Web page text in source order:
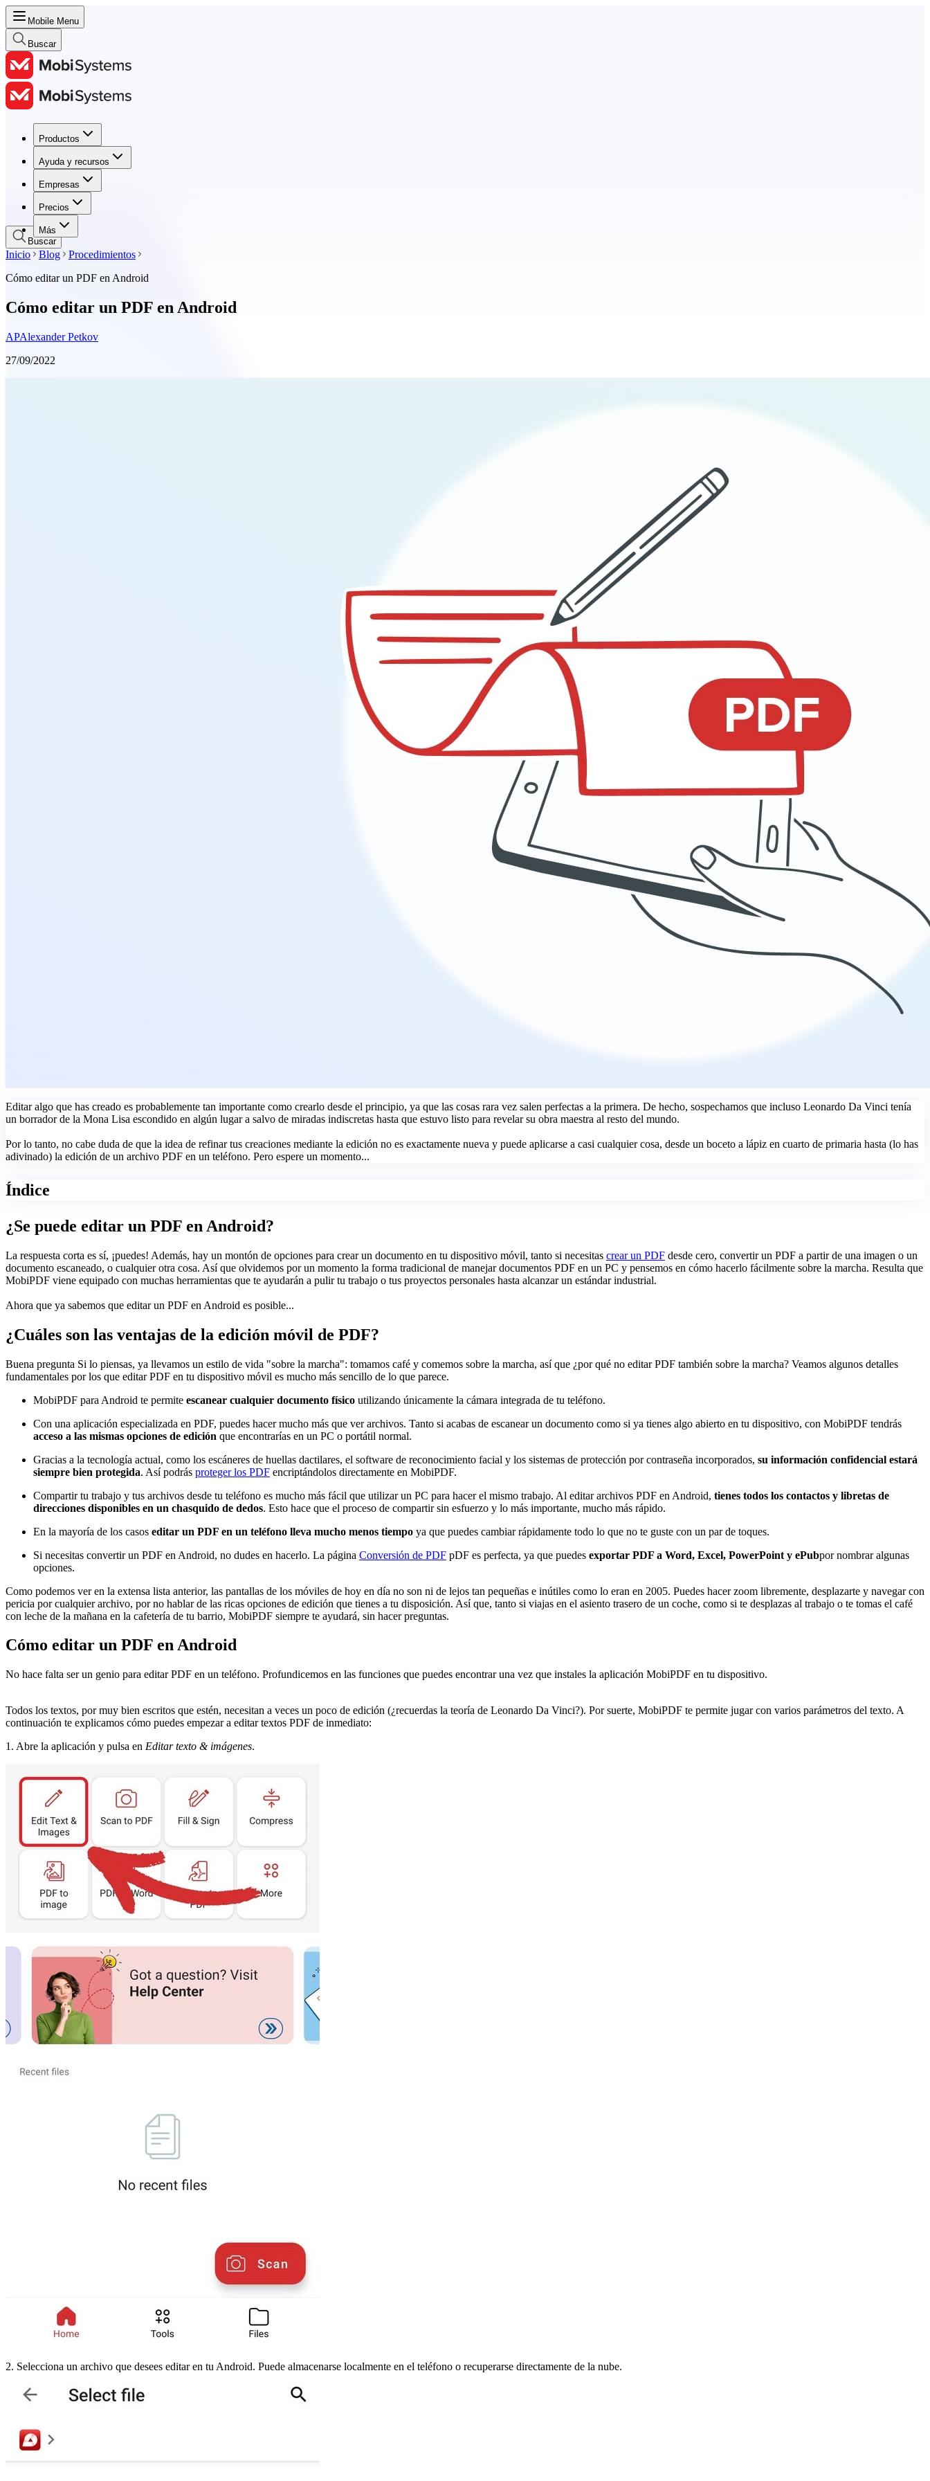
Mobile Menu
Buscar
Productos
Ayuda y recursos
Empresas
Precios
Más
Productos
Ayuda y recursos
Empresas
Precios
Buscar
Inicio Blog
Procedimientos
Cómo editar un PDF en Android
Cómo editar un PDF en Android
APAlexander Petkov
27/09/2022
Editar algo que has creado es probablemente tan importante como crearlo desde el principio, ya que las cosas rara vez salen perfectas a la primera. De hecho, sospechamos que incluso Leonardo Da Vinci tenía
un borrador de la Mona Lisa escondido en algún lugar a salvo de miradas indiscretas hasta que estuvo listo para revelar su obra maestra al resto del mundo.
Por lo tanto, no cabe duda de que la idea de refinar tus creaciones mediante la edición no es exactamente nueva y puede aplicarse a casi cualquier cosa, desde un boceto a lápiz en cuarto de primaria hasta (lo has
adivinado) la edición de un archivo PDF en un teléfono. Pero espere un momento...
Índice
¿Se puede editar un PDF en Android?
La respuesta corta es sí, ¡puedes! Además, hay un montón de opciones para crear un documento en tu dispositivo móvil, tanto si necesitas crear un PDF desde cero, convertir un PDF a partir de una imagen o un
documento escaneado, o cualquier otra cosa. Así que olvidemos por un momento la forma tradicional de manejar documentos PDF en un PC y pensemos en cómo hacerlo fácilmente sobre la marcha. Resulta que
MobiPDF viene equipado con muchas herramientas que te ayudarán a pulir tu trabajo o tus proyectos personales hasta alcanzar un estándar industrial.
Ahora que ya sabemos que editar un PDF en Android es posible...
¿Cuáles son las ventajas de la edición móvil de PDF?
Buena pregunta Si lo piensas, ya llevamos un estilo de vida "sobre la marcha": tomamos café y comemos sobre la marcha, así que ¿por qué no editar PDF también sobre la marcha? Veamos algunos detalles
fundamentales por los que editar PDF en tu dispositivo móvil es mucho más sencillo de lo que parece.
MobiPDF para Android te permite escanear cualquier documento físico utilizando únicamente la cámara integrada de tu teléfono.
Con una aplicación especializada en PDF, puedes hacer mucho más que ver archivos. Tanto si acabas de escanear un documento como si ya tienes algo abierto en tu dispositivo, con MobiPDF tendrás
acceso a las mismas opciones de edición que encontrarías en un PC o portátil normal.
Gracias a la tecnología actual, como los escáneres de huellas dactilares, el software de reconocimiento facial y los sistemas de protección por contraseña incorporados, su información confidencial estará
siempre bien protegida. Así podrás proteger los PDF encriptándolos directamente en MobiPDF.
Compartir tu trabajo y tus archivos desde tu teléfono es mucho más fácil que utilizar un PC para hacer el mismo trabajo. Al editar archivos PDF en Android, tienes todos los contactos y libretas de
direcciones disponibles en un chasquido de dedos. Esto hace que el proceso de compartir sin esfuerzo y lo más importante, mucho más rápido.
En la mayoría de los casos editar un PDF en un teléfono lleva mucho menos tiempo ya que puedes cambiar rápidamente todo lo que no te guste con un par de toques.
Si necesitas convertir un PDF en Android, no dudes en hacerlo. La página Conversión de PDF pDF es perfecta, ya que puedes exportar PDF a Word, Excel, PowerPoint y ePubpor nombrar algunas
opciones.
Como podemos ver en la extensa lista anterior, las pantallas de los móviles de hoy en día no son ni de lejos tan pequeñas e inútiles como lo eran en 2005. Puedes hacer zoom libremente, desplazarte y navegar con
pericia por cualquier archivo, por no hablar de las ricas opciones de edición que tienes a tu disposición. Así que, tanto si viajas en el asiento trasero de un coche, como si te desplazas al trabajo o te tomas el café
con leche de la mañana en la cafetería de tu barrio, MobiPDF siempre te ayudará, sin hacer preguntas.
Cómo editar un PDF en Android
No hace falta ser un genio para editar PDF en un teléfono. Profundicemos en las funciones que puedes encontrar una vez que instales la aplicación MobiPDF en tu dispositivo.
Todos los textos, por muy bien escritos que estén, necesitan a veces un poco de edición (¿recuerdas la teoría de Leonardo Da Vinci?). Por suerte, MobiPDF te permite jugar con varios parámetros del texto. A
continuación te explicamos cómo puedes empezar a editar textos PDF de inmediato:
1. Abre la aplicación y pulsa en Editar texto & imágenes.
2. Selecciona un archivo que desees editar en tu Android. Puede almacenarse localmente en el teléfono o recuperarse directamente de la nube.